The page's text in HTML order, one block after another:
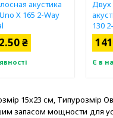
акустика
X 165 2-Way
₴
Двух
130
Є в
15х23 см,
запасом мощности